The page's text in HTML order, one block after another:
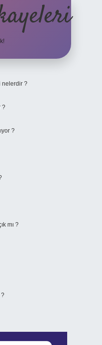
nelerdir ?
?
?
mı ?